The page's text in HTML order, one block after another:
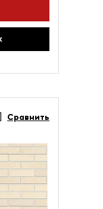
Сравнить